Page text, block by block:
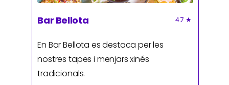
Bar Bellota 4.7 ★
En Bar Bellota es destaca per les
nostres tapes i menjars xinés
tradicionals.